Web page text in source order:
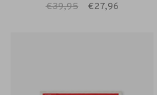
€39,95 €27,96